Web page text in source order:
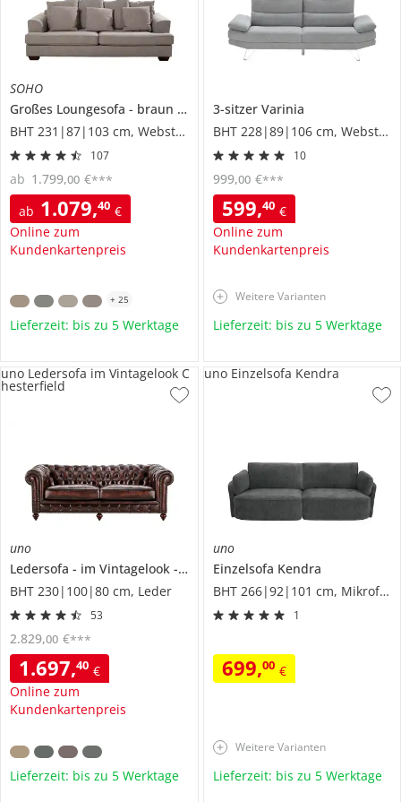
SOHO
Großes Loungesofa
braun - Webstoff
Franka
BHT 231|87|103 cm, Webstoff
107
ab 1.079,40 €
Online zum
Kundenkartenpreis
ab 1.799,00 €***
+ 25
Lieferzeit: bis zu 5 Werktage
3-sitzer Varinia
BHT 228|89|106 cm, Webstoff
10
599,40 €
Online zum
Kundenkartenpreis
999,00 €***
Weitere Varianten
Lieferzeit: bis zu 5 Werktage
uno
Ledersofa
im Vintagelook
Chesterfield
BHT 230|100|80 cm, Leder
53
1.697,40 €
Online zum
Kundenkartenpreis
2.829,00 €***
uno Ledersofa im Vintagelook C
hesterfield
Lieferzeit: bis zu 5 Werktage
uno
Einzelsofa Kendra
BHT 266|92|101 cm, Mikrofaser
1
699,00 €
uno Einzelsofa Kendra
Weitere Varianten
Lieferzeit: bis zu 5 Werktage